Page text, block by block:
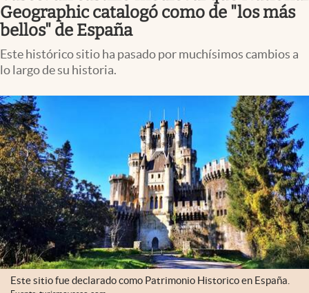
Geographic catalogó como de "los más
bellos" de España
Este histórico sitio ha pasado por muchísimos cambios a
lo largo de su historia.
Este sitio fue declarado como Patrimonio Historico en España.